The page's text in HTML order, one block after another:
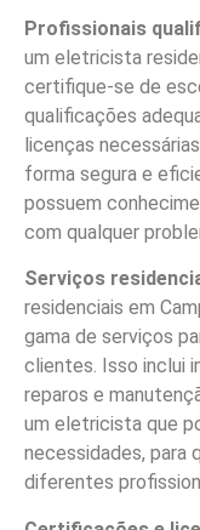
Profissionais
um eletricista
certifique-se de
qualificações
licenças
forma segura e
possuem
com qualquer
Serviços
residenciais em
gama de serviços
clientes. Isso inclui
reparos e
um eletricista que
necessidades, para
diferentes